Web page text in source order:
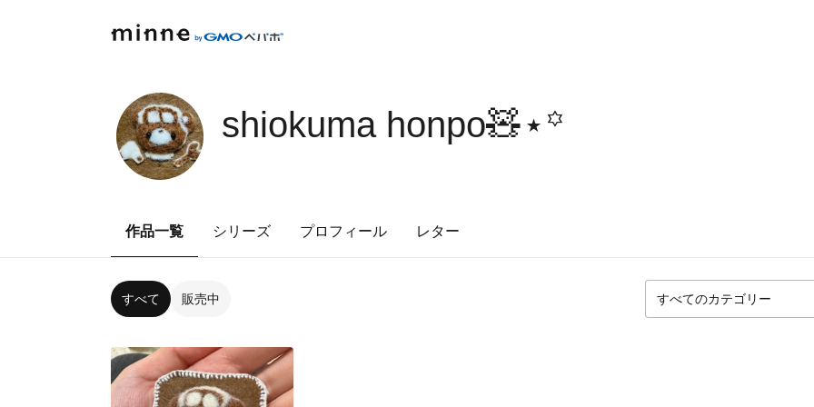
shiokuma honpo🧸⋆꙳
作品一覧 シリーズ プロフィール レター
すべて 販売中